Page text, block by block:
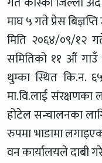
माघ ५ गते प्रेस
मिति २०६४/०९/१२
समितिको ११ औं गाउँ
थुम्का स्थित कि.न.
मा.वि.लाई संरक्षणका
होटेल सन्चालनका
रुपमा भाडामा
वन कार्यालयले दाबी